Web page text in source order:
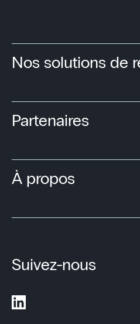
Nos solutions de
Partenaires
À propos
Suivez-nous